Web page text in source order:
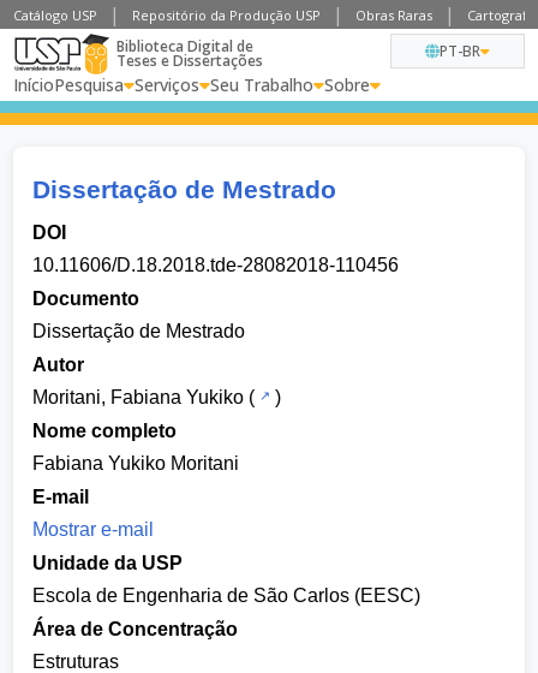
Catálogo USP Repositório da Produção USP Obras Raras
Biblioteca Digital de
Teses e Dissertações
InícioPesquisa Serviços Seu Trabalho Sobre
PT-BR
Dissertação de Mestrado
DOI
10.11606/D.18.2018.tde-28082018-110456
Documento
Dissertação de Mestrado
Autor
Moritani, Fabiana Yukiko (
)
Nome completo
Fabiana Yukiko Moritani
E-mail
Mostrar e-mail
Unidade da USP
Escola de Engenharia de São Carlos (EESC)
Área de Concentração
Estruturas